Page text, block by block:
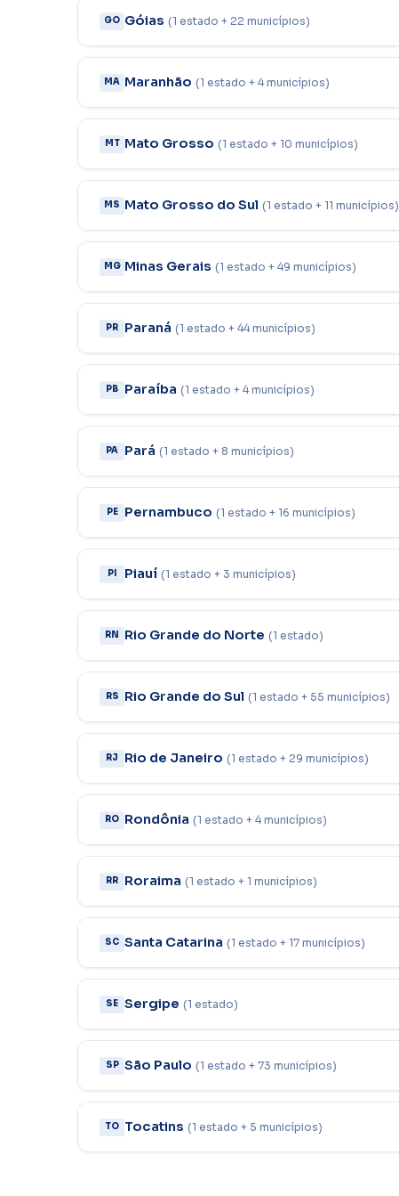
GO Góias (1 estado + 22 municípios)
MA Maranhão (1 estado + 4 municípios)
MT Mato Grosso (1 estado + 10 municípios)
MS Mato Grosso do Sul (1 estado + 11 municípios)
MG Minas Gerais (1 estado + 49 municípios)
PR Paraná (1 estado + 44 municípios)
PB Paraíba (1 estado + 4 municípios)
PA Pará (1 estado + 8 municípios)
PE Pernambuco (1 estado + 16 municípios)
PI Piauí (1 estado + 3 municípios)
RN Rio Grande do Norte (1 estado)
RS Rio Grande do Sul (1 estado + 55 municípios)
RJ Rio de Janeiro (1 estado + 29 municípios)
RO Rondônia (1 estado + 4 municípios)
RR Roraima (1 estado + 1 municípios)
SC Santa Catarina (1 estado + 17 municípios)
SE Sergipe (1 estado)
SP São Paulo (1 estado + 73 municípios)
TO Tocatins (1 estado + 5 municípios)